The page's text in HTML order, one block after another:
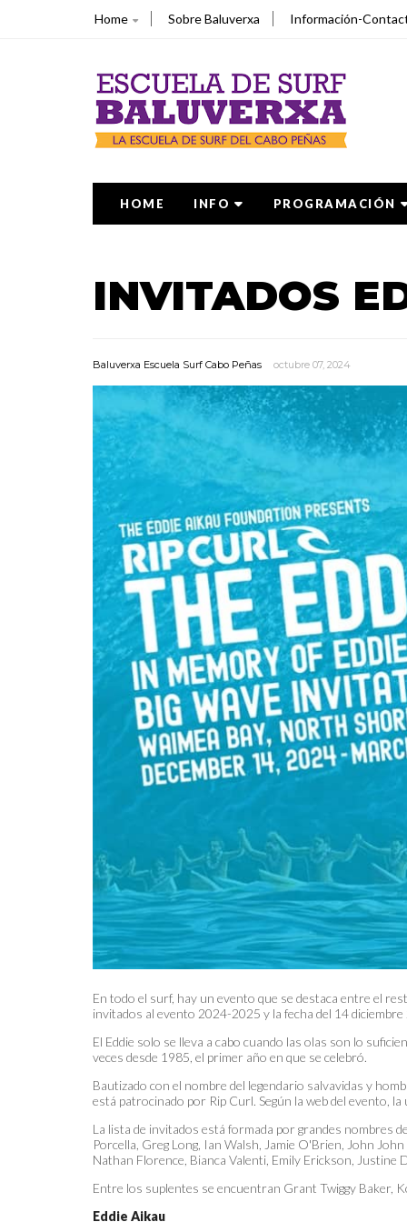
Home Sobre Baluverxa Información-
HOME INFO PROGRAMACIÓN
INVITADOS
Baluverxa Escuela Surf Cabo Peñas octubre 07, 2024
En todo el surf, hay un evento que se destaca entre el
invitados al evento 2024-2025 y la fecha del 14
El Eddie solo se lleva a cabo cuando las olas son lo
veces desde 1985, el primer año en que se celebró.
Bautizado con el nombre del legendario salvavidas y
está patrocinado por Rip Curl. Según la web del evento,
La lista de invitados está formada por grandes nombres
Porcella, Greg Long, Ian Walsh, Jamie O'Brien, John
Nathan Florence, Bianca Valenti, Emily Erickson,
Entre los suplentes se encuentran Grant Twiggy Baker,
Eddie Aikau